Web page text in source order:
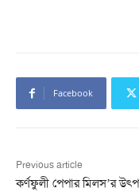
Facebook
Previous article
কর্ণফুলী পেপার মিলস’র